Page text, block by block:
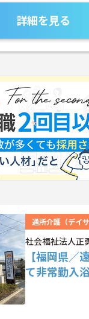
詳細を見る
通所介護（デイサ
社会福祉法人正
【福岡県／
て非常勤入